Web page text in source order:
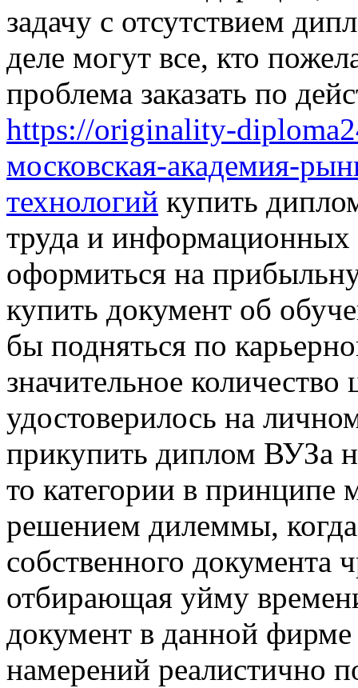
задачу с отсутствием
деле могут все, кто
проблема заказать по
https://originality-
московская-академия-
технологий купить
труда и информационных
оформиться на
купить документ об
бы подняться по
значительное
удостоверилось на
прикупить диплом ВУЗа
то категории в принципе
решением дилеммы,
собственного документа
отбирающая уйму
документ в данной фирме
намерений реалистично